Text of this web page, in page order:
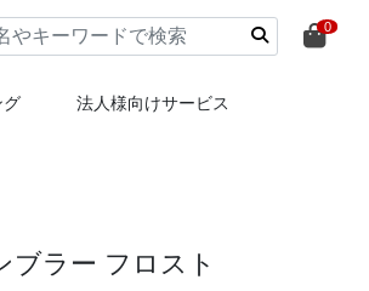
0
グ 法人様向けサービス
ブラー フロスト